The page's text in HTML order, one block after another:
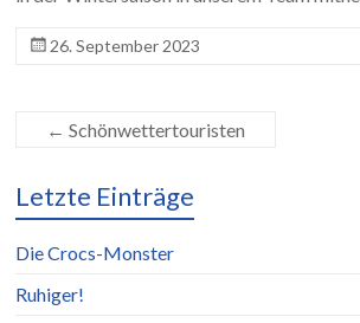
26. September 2023
← Schönwettertouristen
Letzte Einträge
Die Crocs-Monster
Ruhiger!